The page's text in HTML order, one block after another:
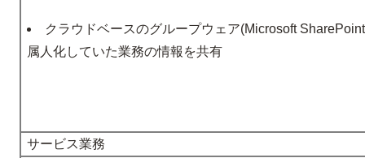
クラウドベースのグループウェア(Microsoft
属人化していた業務の情報を共有
サービス業務